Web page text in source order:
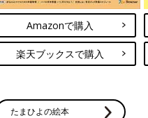
Amazonで購入
楽天ブックスで購入
たまひよの絵本